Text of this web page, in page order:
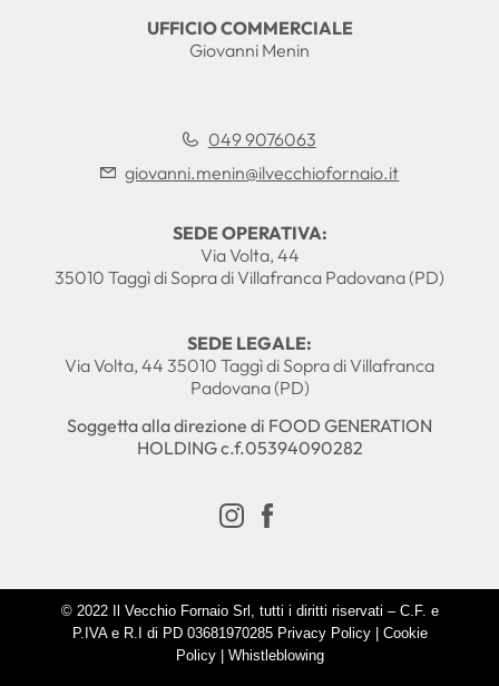
UFFICIO COMMERCIALE
Giovanni Menin
049 9076063
giovanni.menin@ilvecchiofornaio.it
SEDE OPERATIVA:
Via Volta, 44
35010 Taggì di Sopra di Villafranca Padovana (PD)
SEDE LEGALE:
Via Volta, 44 35010 Taggì di Sopra di Villafranca
Padovana (PD)
Soggetta alla direzione di FOOD GENERATION
HOLDING c.f.05394090282
© 2022 Il Vecchio Fornaio Srl, tutti i diritti riservati – C.F. e
P.IVA e R.I di PD 03681970285 Privacy Policy| Cookie
Policy| Whistleblowing